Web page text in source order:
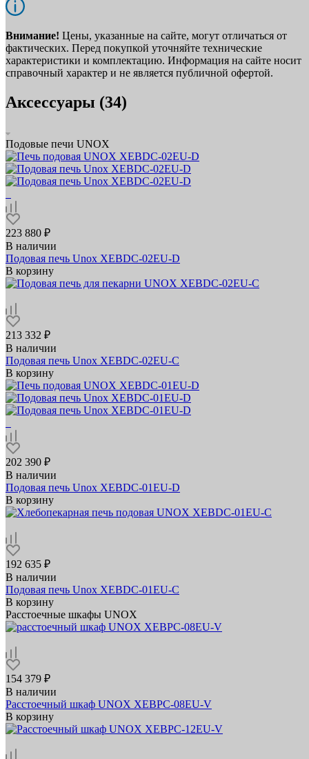
Внимание! Цены, указанные на сайте, могут отличаться от
фактических. Перед покупкой уточняйте технические
характеристики и комплектацию. Информация на сайте носит
справочный характер и не является публичной офертой.
Аксессуары (34)
Подовые печи UNOX
223 880 ₽
В наличии
Подовая печь Unox XEBDC-02EU-D
В корзину
213 332 ₽
В наличии
Подовая печь Unox XEBDC-02EU-C
В корзину
202 390 ₽
В наличии
Подовая печь Unox XEBDC-01EU-D
В корзину
192 635 ₽
В наличии
Подовая печь Unox XEBDC-01EU-C
В корзину
Расстоечные шкафы UNOX
154 379 ₽
В наличии
Расстоечный шкаф UNOX XEBPC-08EU-V
В корзину